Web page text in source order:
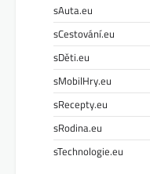
sAuta.eu
sCestování.eu
sDěti.eu
sMobilHry.eu
sRecepty.eu
sRodina.eu
sTechnologie.eu